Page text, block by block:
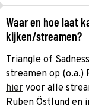
Waar en hoe laat
kijken/streamen?
Triangle of
streamen op (o.a.)
hier voor alle
Ruben Östlund en